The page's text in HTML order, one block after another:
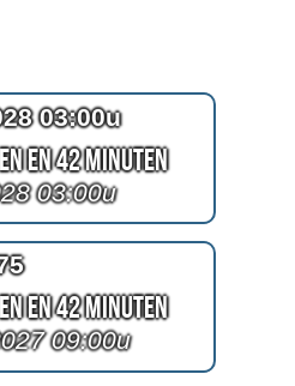
03:00u
en 42 Minuten
03:00u
en 42 Minuten
09:00u